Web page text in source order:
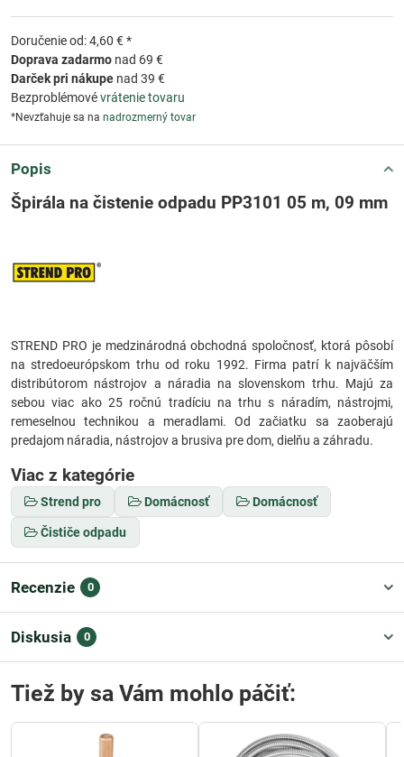
Doručenie od: 4,60 € *
Doprava zadarmo nad 69 €
Darček pri nákupe nad 39 €
Bezproblémovévrátenie tovaru
*Nevzťahuje sa na nadrozmerný tovar
Popis
Špirála na čistenie odpadu PP3101 05 m, 09 mm
STREND PRO je medzinárodná obchodná spoločnosť, ktorá pôsobí
na stredoeurópskom trhu od roku 1992. Firma patrí k najväčším
distribútorom nástrojov a náradia na slovenskom trhu. Majú za
sebou viac ako 25 ročnú tradíciu na trhu s náradím, nástrojmi,
remeselnou technikou a meradlami. Od začiatku sa zaoberajú
predajom náradia, nástrojov a brusiva pre dom, dielňu a záhradu.
Viac z kategórie
Strend pro Domácnosť Domácnosť
Čističe odpadu
Recenzie 0
Diskusia 0
Tiež by sa Vám mohlo páčiť: